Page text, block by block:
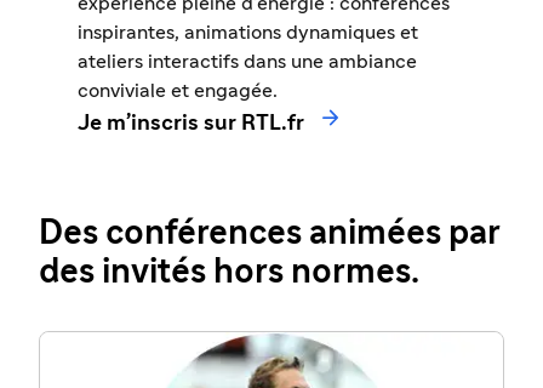
inspirantes, animations dynamiques et
ateliers interactifs dans une ambiance
conviviale et engagée.
Je m’inscris sur RTL.fr 
Des conférences animées par
des invités hors normes.